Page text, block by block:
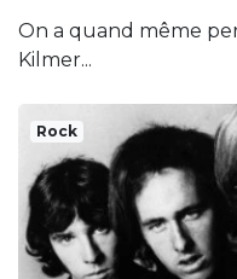
On a quand même
Kilmer...
Rock